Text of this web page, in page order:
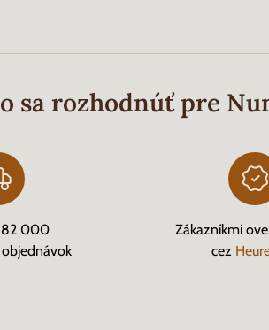
sa rozhodnúť pre
82 000
Zákazníkmi
cez